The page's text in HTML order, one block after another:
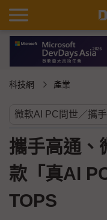
科技網 產業
攜手高通
款「真AI
TOPS